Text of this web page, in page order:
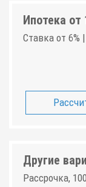
Ипотека от
Ставка от 6%
Другие
Рассрочка,